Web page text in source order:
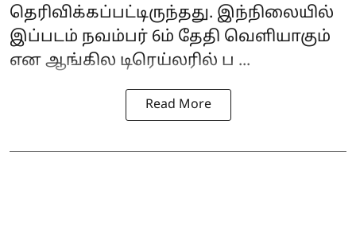
தெரிவிக்கப்பட்டிருந்தது. இந்நிலையில்
இப்படம் நவம்பர் 6ம் தேதி வெளியாகும்
என ஆங்கில டிரெய்லரில் ப ...
Read More